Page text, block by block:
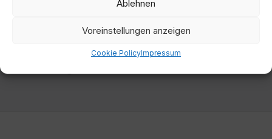
Ablehnen
Voreinstellungen anzeigen
Cookie PolicyImpressum